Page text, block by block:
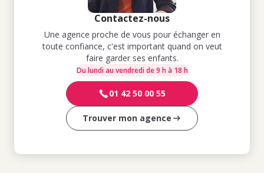
Contactez-nous
Une agence proche de vous pour échanger en
toute confiance, c'est important quand on veut
faire garder ses enfants.
Du lundi au vendredi de 9 h à 18 h
01 42 50 00 55
Trouver mon agence